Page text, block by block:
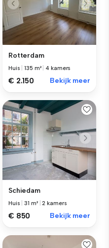
Rotterdam
Huis |135 m² 4 kamers
€ 2.150 Bekijk meer
Schiedam
Huis |31 m² |2 kamers
€ 850 Bekijk meer